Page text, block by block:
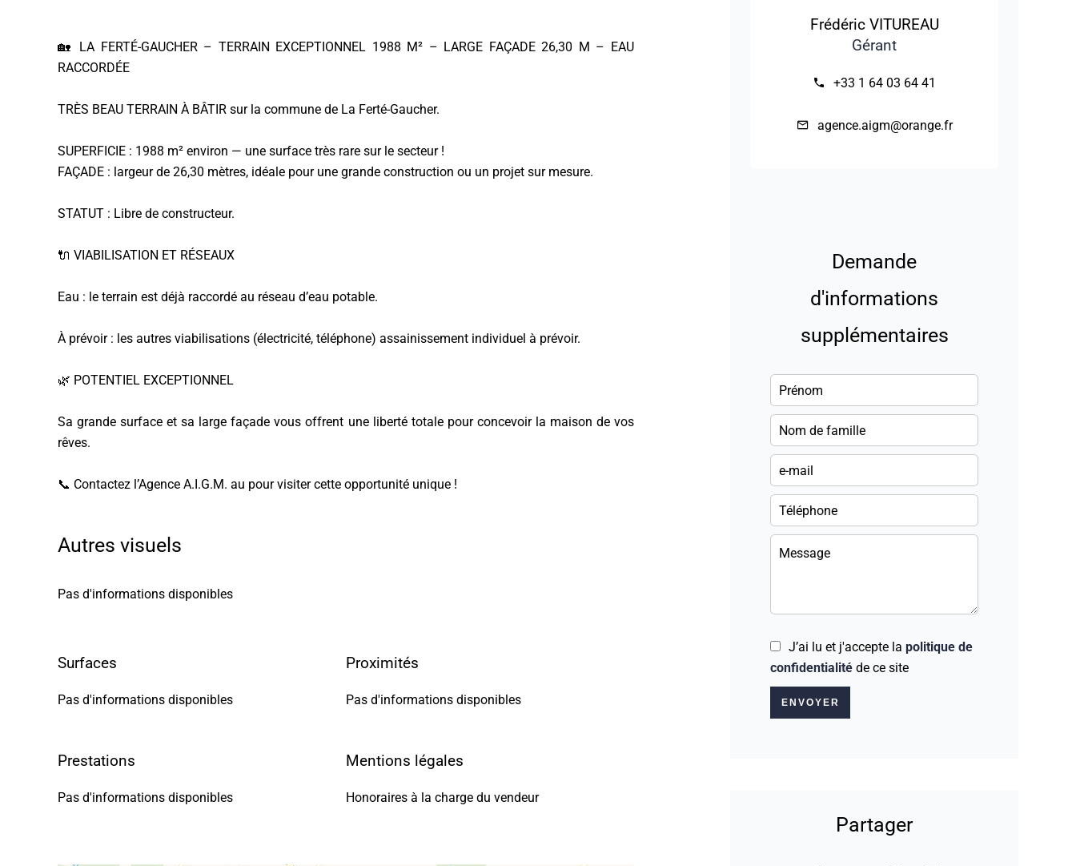
🏡 LA FERTÉ-GAUCHER – TERRAIN EXCEPTIONNEL 1988 M² – LARGE FAÇADE 26,30 M – EAU
RACCORDÉE
TRÈS BEAU TERRAIN À BÂTIR sur la commune de La Ferté-Gaucher.
SUPERFICIE : 1988 m² environ — une surface très rare sur le secteur !
FAÇADE : largeur de 26,30 mètres, idéale pour une grande construction ou un projet sur mesure.
STATUT : Libre de constructeur.
🔌 VIABILISATION ET RÉSEAUX
Eau : le terrain est déjà raccordé au réseau d’eau potable.
À prévoir : les autres viabilisations (électricité, téléphone) assainissement individuel à prévoir.
🌿 POTENTIEL EXCEPTIONNEL
Sa grande surface et sa large façade vous offrent une liberté totale pour concevoir la maison de vos
rêves.
📞 Contactez l’Agence A.I.G.M. au pour visiter cette opportunité unique !
Autres visuels
Pas d'informations disponibles
Surfaces
Pas d'informations disponibles
Proximités
Pas d'informations disponibles
Prestations
Pas d'informations disponibles
Mentions légales
Honoraires à la charge du vendeur
Frédéric VITUREAU
Gérant
+33 1 64 03 64 41
agence.aigm@orange.fr
Demande
d'informations
supplémentaires
J’ai lu et j'accepte la politique de
confidentialité de ce site
ENVOYER
Partager